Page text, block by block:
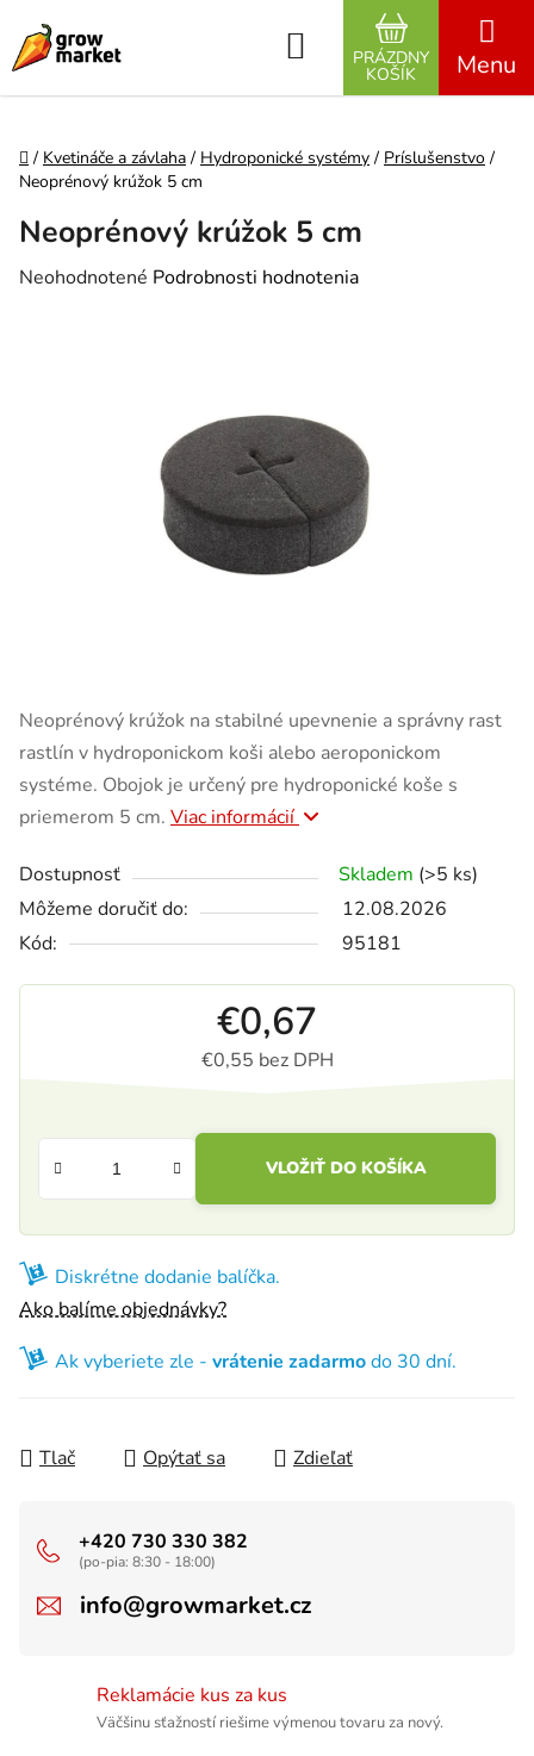
Hľadať
NÁKUPNÝ
PRÁZDNY
KOŠÍK
Domov
/ Kvetináče a závlaha / Hydroponické systémy / Príslušenstvo /
Neoprénový krúžok 5 cm
Neoprénový krúžok na stabilné upevnenie a správny rast
rastlín v hydroponickom koši alebo aeroponickom
systéme. Obojok je určený pre hydroponické koše s
priemerom 5 cm. Viac informácií
Dostupnosť Skladem (>5 ks)
Môžeme doručiť do:
12.08.2026
Kód:
95181
€0,67
€0,55 bez DPH
VLOŽIŤ DO KOŠÍKA
Diskrétne dodanie balíčka.
Ako balíme objednávky?
Ak vyberiete zle - vrátenie zadarmodo 30 dní.
Tlač Opýtať sa Zdieľať
+420 730 330 382
(po-pia: 8:30 - 18:00)
info@growmarket.cz
Neoprénový krúžok 5 cm
Priemerné hodnotenie produktu je 0,0 z 5 hviezdičiek.
Neohodnotené Podrobnosti hodnotenia
Reklamácie kus za kus
Väčšinu sťažností riešime výmenou tovaru za nový.